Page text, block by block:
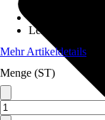
Leistung
Mehr Artikeldetails
Menge (ST)